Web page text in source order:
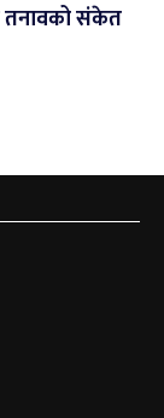
तनावको संकेत